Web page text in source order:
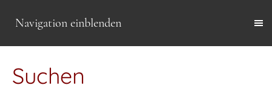
Navigation einblenden
Suchen